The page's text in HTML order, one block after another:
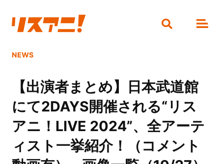
NEWS
【出演者まとめ】日本武道館
にて2DAYS開催される“リス
アニ！LIVE 2024”、全アーテ
ィスト一挙紹介！（コメント